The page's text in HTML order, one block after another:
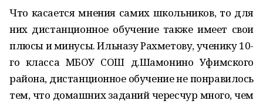
Что касается мнения самих школьников, то для
них дистанционное обучение также имеет свои
плюсы и минусы. Ильназу Рахметову, ученику 10-
го класса МБОУ СОШ д.Шамонино Уфимского
района, дистанционное обучение не понравилось
тем, что домашних заданий чересчур много, чем